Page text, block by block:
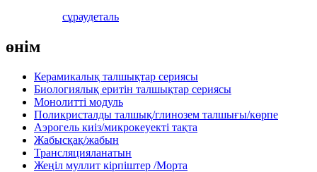
сұраудеталь
өнім
Керамикалық талшықтар сериясы
Биологиялық еритін талшықтар сериясы
Монолитті модуль
Поликристалды талшық/глинозем талшығы/көрпе
Аэрогель киіз/микрокеуекті тақта
Жабысқақ/жабын
Трансляцияланатын
Жеңіл муллит кірпіштер /Морта